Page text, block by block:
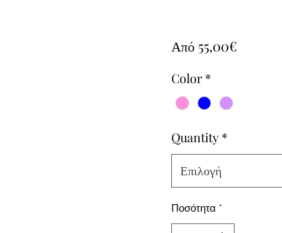
Από 55,00€Τιμή
Color *
Quantity *
Επιλογή
Ποσότητα *